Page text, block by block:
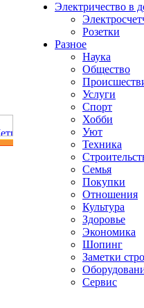
Электричество в
Розетки
Разное
Наука
Общество
Услуги
Спорт
Хобби
Уют
Техника
Семья
Покупки
Отношения
Культура
Здоровье
Экономика
Шопинг
Заметки
Сервис